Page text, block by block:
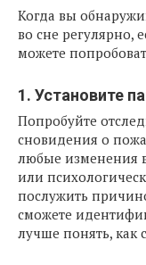
Когда вы
во сне регулярно,
можете
1. Установите
Попробуйте
сновидения о
любые изменения
или
послужить
сможете
лучше понять, как